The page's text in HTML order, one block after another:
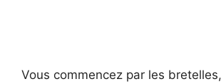
Vous commencez par les